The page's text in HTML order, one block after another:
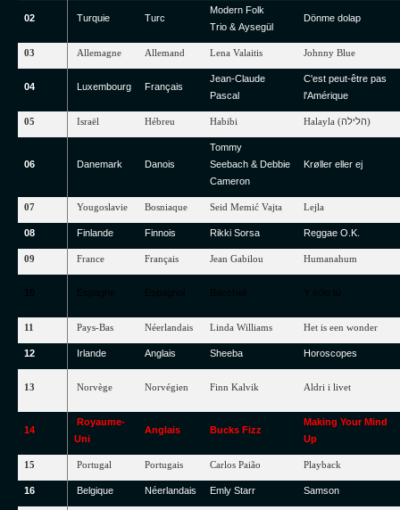
02 Turquie Turc
Modern Folk
Trio &Aysegül
Dönme dolap
03 Allemagne Allemand Lena Valaitis Johnny Blue
04 Luxembourg Français
Jean-Claude
Pascal
C'est peut-être pas
l'Amérique
05 Israël Hébreu Habibi Halayla (הלילה)
06 Danemark Danois
Tommy
Seebach &Debbie
Cameron
Krøller eller ej
07 Yougoslavie Bosniaque Seid Memić Vajta Lejla
08 Finlande Finnois Rikki Sorsa Reggae O.K.
09 France Français Jean Gabilou Humanahum
10 Espagne Espagnol Baccheli Y tú
11 Pays-Bas Néerlandais Linda Williams Het is een wonder
12 Irlande Anglais Sheeba Horoscopes
13 Norvège Norvégien Finn Kalvik Aldri ilivet
14
Royaume-
Uni
Anglais Bucks Fizz
Making Your Mind
Up
15 Portugal Portugais Carlos Paião Playback
16 Belgique Néerlandais Emly Starr Samson